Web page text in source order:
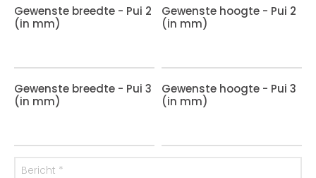
Gewenste breedte - Pui 2
(in mm)
Gewenste hoogte - Pui 2
(in mm)
Gewenste breedte - Pui 3
(in mm)
Gewenste hoogte - Pui 3
(in mm)